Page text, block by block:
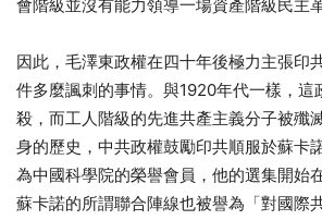
會階級並沒有能力領導一場資產階級民主
因此，毛澤東政權在四十年後極力主張印
件多麼諷刺的事情。與1920年代一樣，這
殺，而工人階級的先進共產主義分子被殲
身的歷史，中共政權鼓勵印共順服於蘇卡
為中國科學院的榮譽會員，他的選集開始
蘇卡諾的所謂聯合陣線也被譽為「對國際